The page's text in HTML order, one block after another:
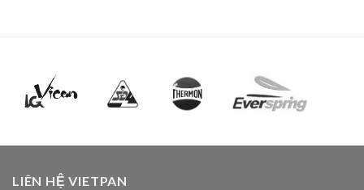
LIÊN HỆ VIETPAN